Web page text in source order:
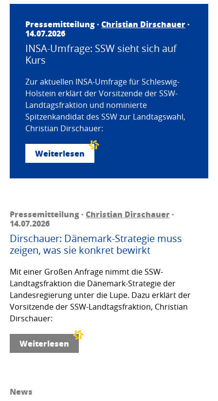
Pressemitteilung · Christian Dirschauer·
14.07.2026
INSA-Umfrage: SSW sieht sich auf
Kurs
Zur aktuellen INSA-Umfrage für Schleswig-
Holstein erklärt der Vorsitzende der SSW-
Landtagsfraktion und nominierte
Spitzenkandidat des SSW zur Landtagswahl,
Christian Dirschauer:
Weiterlesen
Pressemitteilung · Christian Dirschauer·
14.07.2026
Dirschauer: Dänemark-Strategie muss
zeigen, was sie konkret bewirkt
Mit einer Großen Anfrage nimmt die SSW-
Landtagsfraktion die Dänemark-Strategie der
Landesregierung unter die Lupe. Dazu erklärt der
Vorsitzende der SSW-Landtagsfraktion, Christian
Dirschauer:
Weiterlesen
News